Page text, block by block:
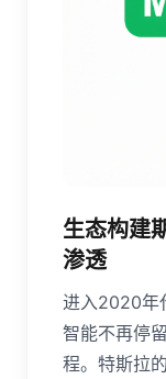
生态构建
渗透
进入2020年
智能不再停
程。特斯拉